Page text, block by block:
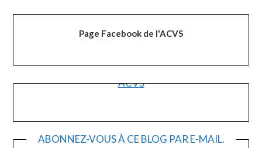
Page Facebook de l'ACVS
ACVS
ABONNEZ-VOUS À CE BLOG PAR E-MAIL.